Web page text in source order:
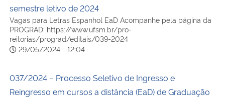
semestre letivo de 2024
Vagas para Letras Espanhol EaD Acompanhe pela página da
PROGRAD: https://www.ufsm.br/pro-
reitorias/prograd/editais/039-2024
29/05/2024 - 12:04
037/2024 – Processo Seletivo de Ingresso e
Reingresso em cursos a distância (EaD) de Graduação